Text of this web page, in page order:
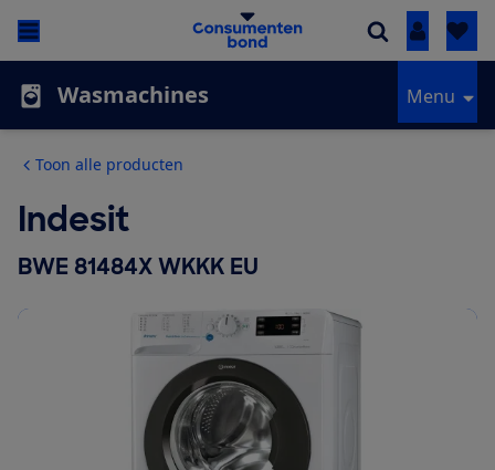
Inloggen
Wasmachines Menu
Toon alle producten
Indesit
BWE 81484X WKKK EU